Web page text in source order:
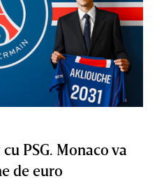
PSG. Monaco va
de euro